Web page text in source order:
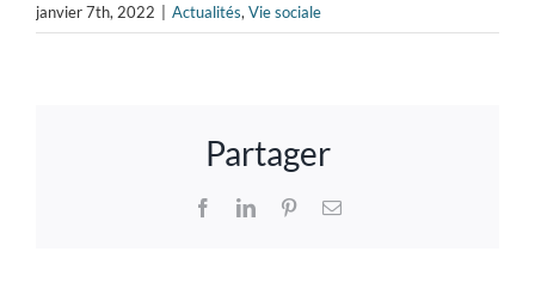
janvier 7th, 2022 Actualités, Vie sociale
Partager
FacebookLinkedInPinterestEmail